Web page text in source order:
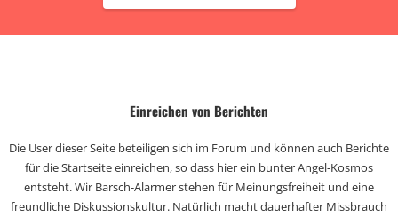
Einreichen von Berichten
Die User dieser Seite beteiligen sich im Forum und können auch Berichte
für die Startseite einreichen, so dass hier ein bunter Angel-Kosmos
entsteht. Wir Barsch-Alarmer stehen für Meinungsfreiheit und eine
freundliche Diskussionskultur. Natürlich macht dauerhafter Missbrauch